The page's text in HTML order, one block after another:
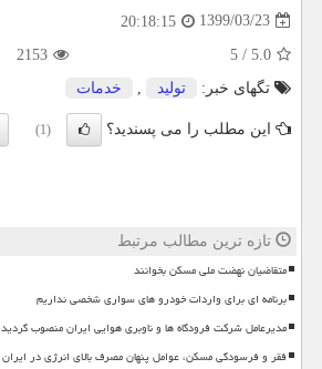
1399/03/23
20:18:15
5.0
/
5
2153
تگهای خبر:
تولید خدمات
این مطلب را می پسندید؟ (1)
تازه ترین مطالب مرتبط
متقاضیان نهضت ملی مسکن بخوانند
برنامه ای برای واردات خودرو های سواری شخصی نداریم
مدیرعامل شرکت فرودگاه ها و ناوبری هوایی ایران منصوب گردید
فقر و فرسودگی مسکن، عوامل پنهان مصرف بالای انرژی در ایران